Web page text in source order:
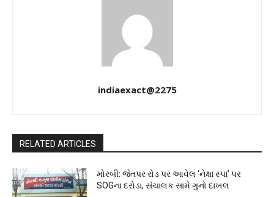
indiaexact@2275
RELATED ARTICLES
મોરબી: જેતપર રોડ પર આવેલ ‘નેક્ષા સ્પા’ પર
SOGના દરોડા, સંચાલક સામે ગુનો દાખલ